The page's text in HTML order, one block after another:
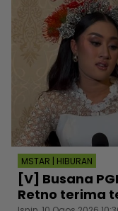
MSTAR | HIBURAN
[V] Busana
Retno terima